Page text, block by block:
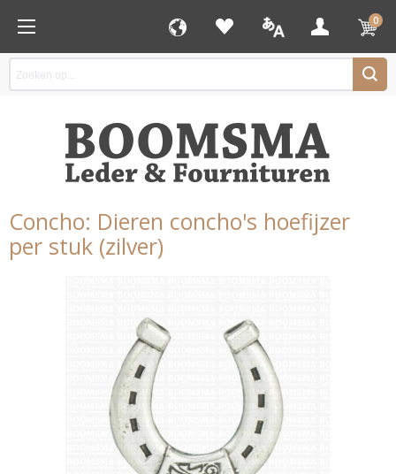
0
Concho: Dieren concho's hoefijzer
per stuk (zilver)